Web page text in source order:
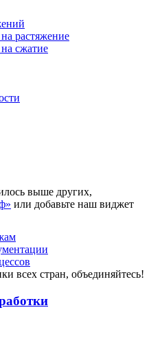
растяжение
сжатие
выше других,
или добавьте наш виджет
всех стран, объединяйтесь!